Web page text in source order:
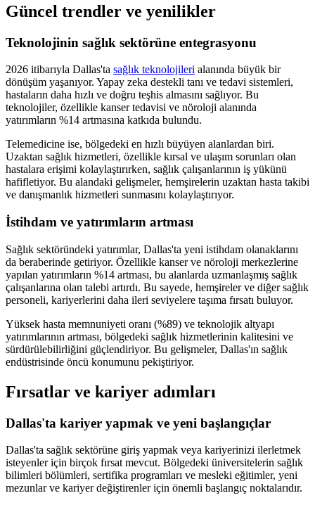
Güncel trendler ve yenilikler
Teknolojinin sağlık sektörüne entegrasyonu
2026 itibarıyla Dallas'ta sağlık teknolojileri alanında büyük bir
dönüşüm yaşanıyor. Yapay zeka destekli tanı ve tedavi sistemleri,
hastaların daha hızlı ve doğru teşhis almasını sağlıyor. Bu
teknolojiler, özellikle kanser tedavisi ve nöroloji alanında
yatırımların %14 artmasına katkıda bulundu.
Telemedicine ise, bölgedeki en hızlı büyüyen alanlardan biri.
Uzaktan sağlık hizmetleri, özellikle kırsal ve ulaşım sorunları olan
hastalara erişimi kolaylaştırırken, sağlık çalışanlarının iş yükünü
hafifletiyor. Bu alandaki gelişmeler, hemşirelerin uzaktan hasta takibi
ve danışmanlık hizmetleri sunmasını kolaylaştırıyor.
İstihdam ve yatırımların artması
Sağlık sektöründeki yatırımlar, Dallas'ta yeni istihdam olanaklarını
da beraberinde getiriyor. Özellikle kanser ve nöroloji merkezlerine
yapılan yatırımların %14 artması, bu alanlarda uzmanlaşmış sağlık
çalışanlarına olan talebi artırdı. Bu sayede, hemşireler ve diğer sağlık
personeli, kariyerlerini daha ileri seviyelere taşıma fırsatı buluyor.
Yüksek hasta memnuniyeti oranı (%89) ve teknolojik altyapı
yatırımlarının artması, bölgedeki sağlık hizmetlerinin kalitesini ve
sürdürülebilirliğini güçlendiriyor. Bu gelişmeler, Dallas'ın sağlık
endüstrisinde öncü konumunu pekiştiriyor.
Fırsatlar ve kariyer adımları
Dallas'ta kariyer yapmak ve yeni başlangıçlar
Dallas'ta sağlık sektörüne giriş yapmak veya kariyerinizi ilerletmek
isteyenler için birçok fırsat mevcut. Bölgedeki üniversitelerin sağlık
bilimleri bölümleri, sertifika programları ve mesleki eğitimler, yeni
mezunlar ve kariyer değiştirenler için önemli başlangıç noktalarıdır.